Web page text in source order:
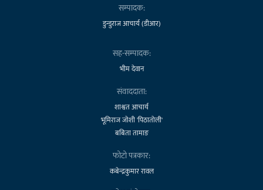
सम्पादक:
डुन्डुराज आचार्य (डीआर)
सह-सम्पादक:
भीम देवान
संवाददाता:
शाश्वत आचार्य
भूमिराज जोशी 'पिठातोली'
बबिता तामाङ
फोटो पत्रकार:
कबेन्द्रकुमार रावल